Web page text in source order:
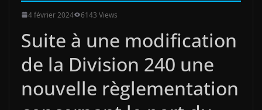
4 février 2024 6143 Views
Suite à une modification
de la Division 240 une
nouvelle règlementation